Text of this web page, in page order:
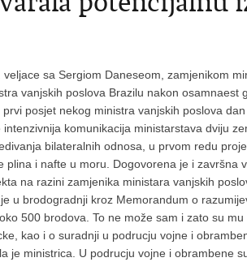
sa Sergiom Daneseom, zamjenikom
vanjskih poslova Brazilu nakon osamnaest
posjet nekog ministra vanjskih poslova
komunikacija ministarstava dviju
bilateralnih odnosa, u prvom redu
i nafte u moru. Dogovorena je i završna
na razini zamjenika ministara vanjskih
u brodogradnji kroz Memorandum o
500 brodova. To ne može sam i zato su
kao i o suradnji u podrucju vojne i
je ministrica. U podrucju vojne i obrambene